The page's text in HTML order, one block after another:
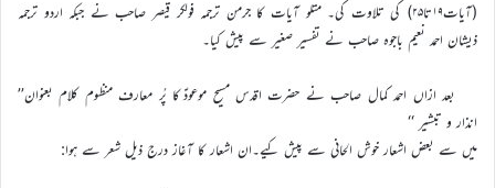
(آیات۱۹تا۲۵) کی تلاوت کی۔ متلو آیات کا جرمن ترجمہ فولکر قیصر صاحب نے جبکہ اردو ترجمہ
ذیشان احمد نعیم باجوہ صاحب نے تفسیر صغیر سے پیش کیا۔
بعد ازاں احمد کمال صاحب نے حضرت اقدس مسیح موعودؑ کا پُر معارف منظوم کلام بعنوان’’
انذار و تبشیر ‘‘
میں سے بعض اشعار خوش الحانی سے پیش کیے۔ان اشعار کا آغاز درج ذیل شعر سے ہوا: